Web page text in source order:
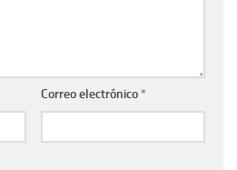
Correo electrónico*